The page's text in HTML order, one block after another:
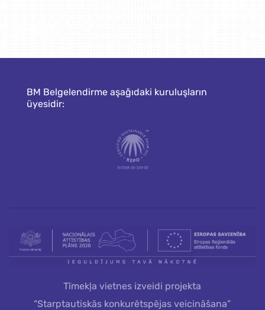
BM Belgelendirme aşağıdaki kuruluşların
üyesidir:
Tīmekļa vietnes izveidi projekta
“Starptautiskās konkurētspējas veicināšana”